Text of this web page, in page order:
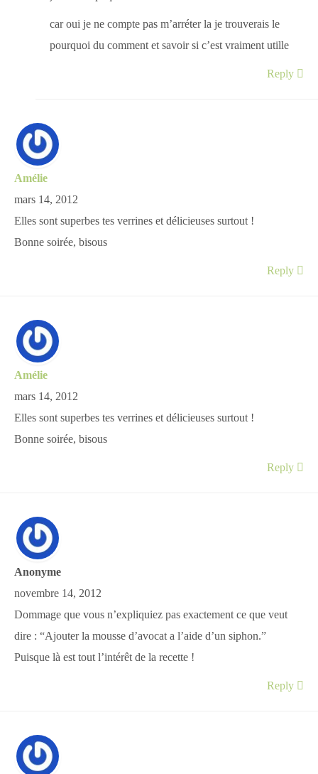
car oui je ne compte pas m’arréter la je trouverais le
pourquoi du comment et savoir si c’est vraiment utille
Reply
Amélie
mars 14, 2012
Elles sont superbes tes verrines et délicieuses surtout !
Bonne soirée, bisous
Reply
Amélie
mars 14, 2012
Elles sont superbes tes verrines et délicieuses surtout !
Bonne soirée, bisous
Reply
Anonyme
novembre 14, 2012
Dommage que vous n’expliquiez pas exactement ce que veut
dire : “Ajouter la mousse d’avocat a l’aide d’un siphon.”
Puisque là est tout l’intérêt de la recette !
Reply